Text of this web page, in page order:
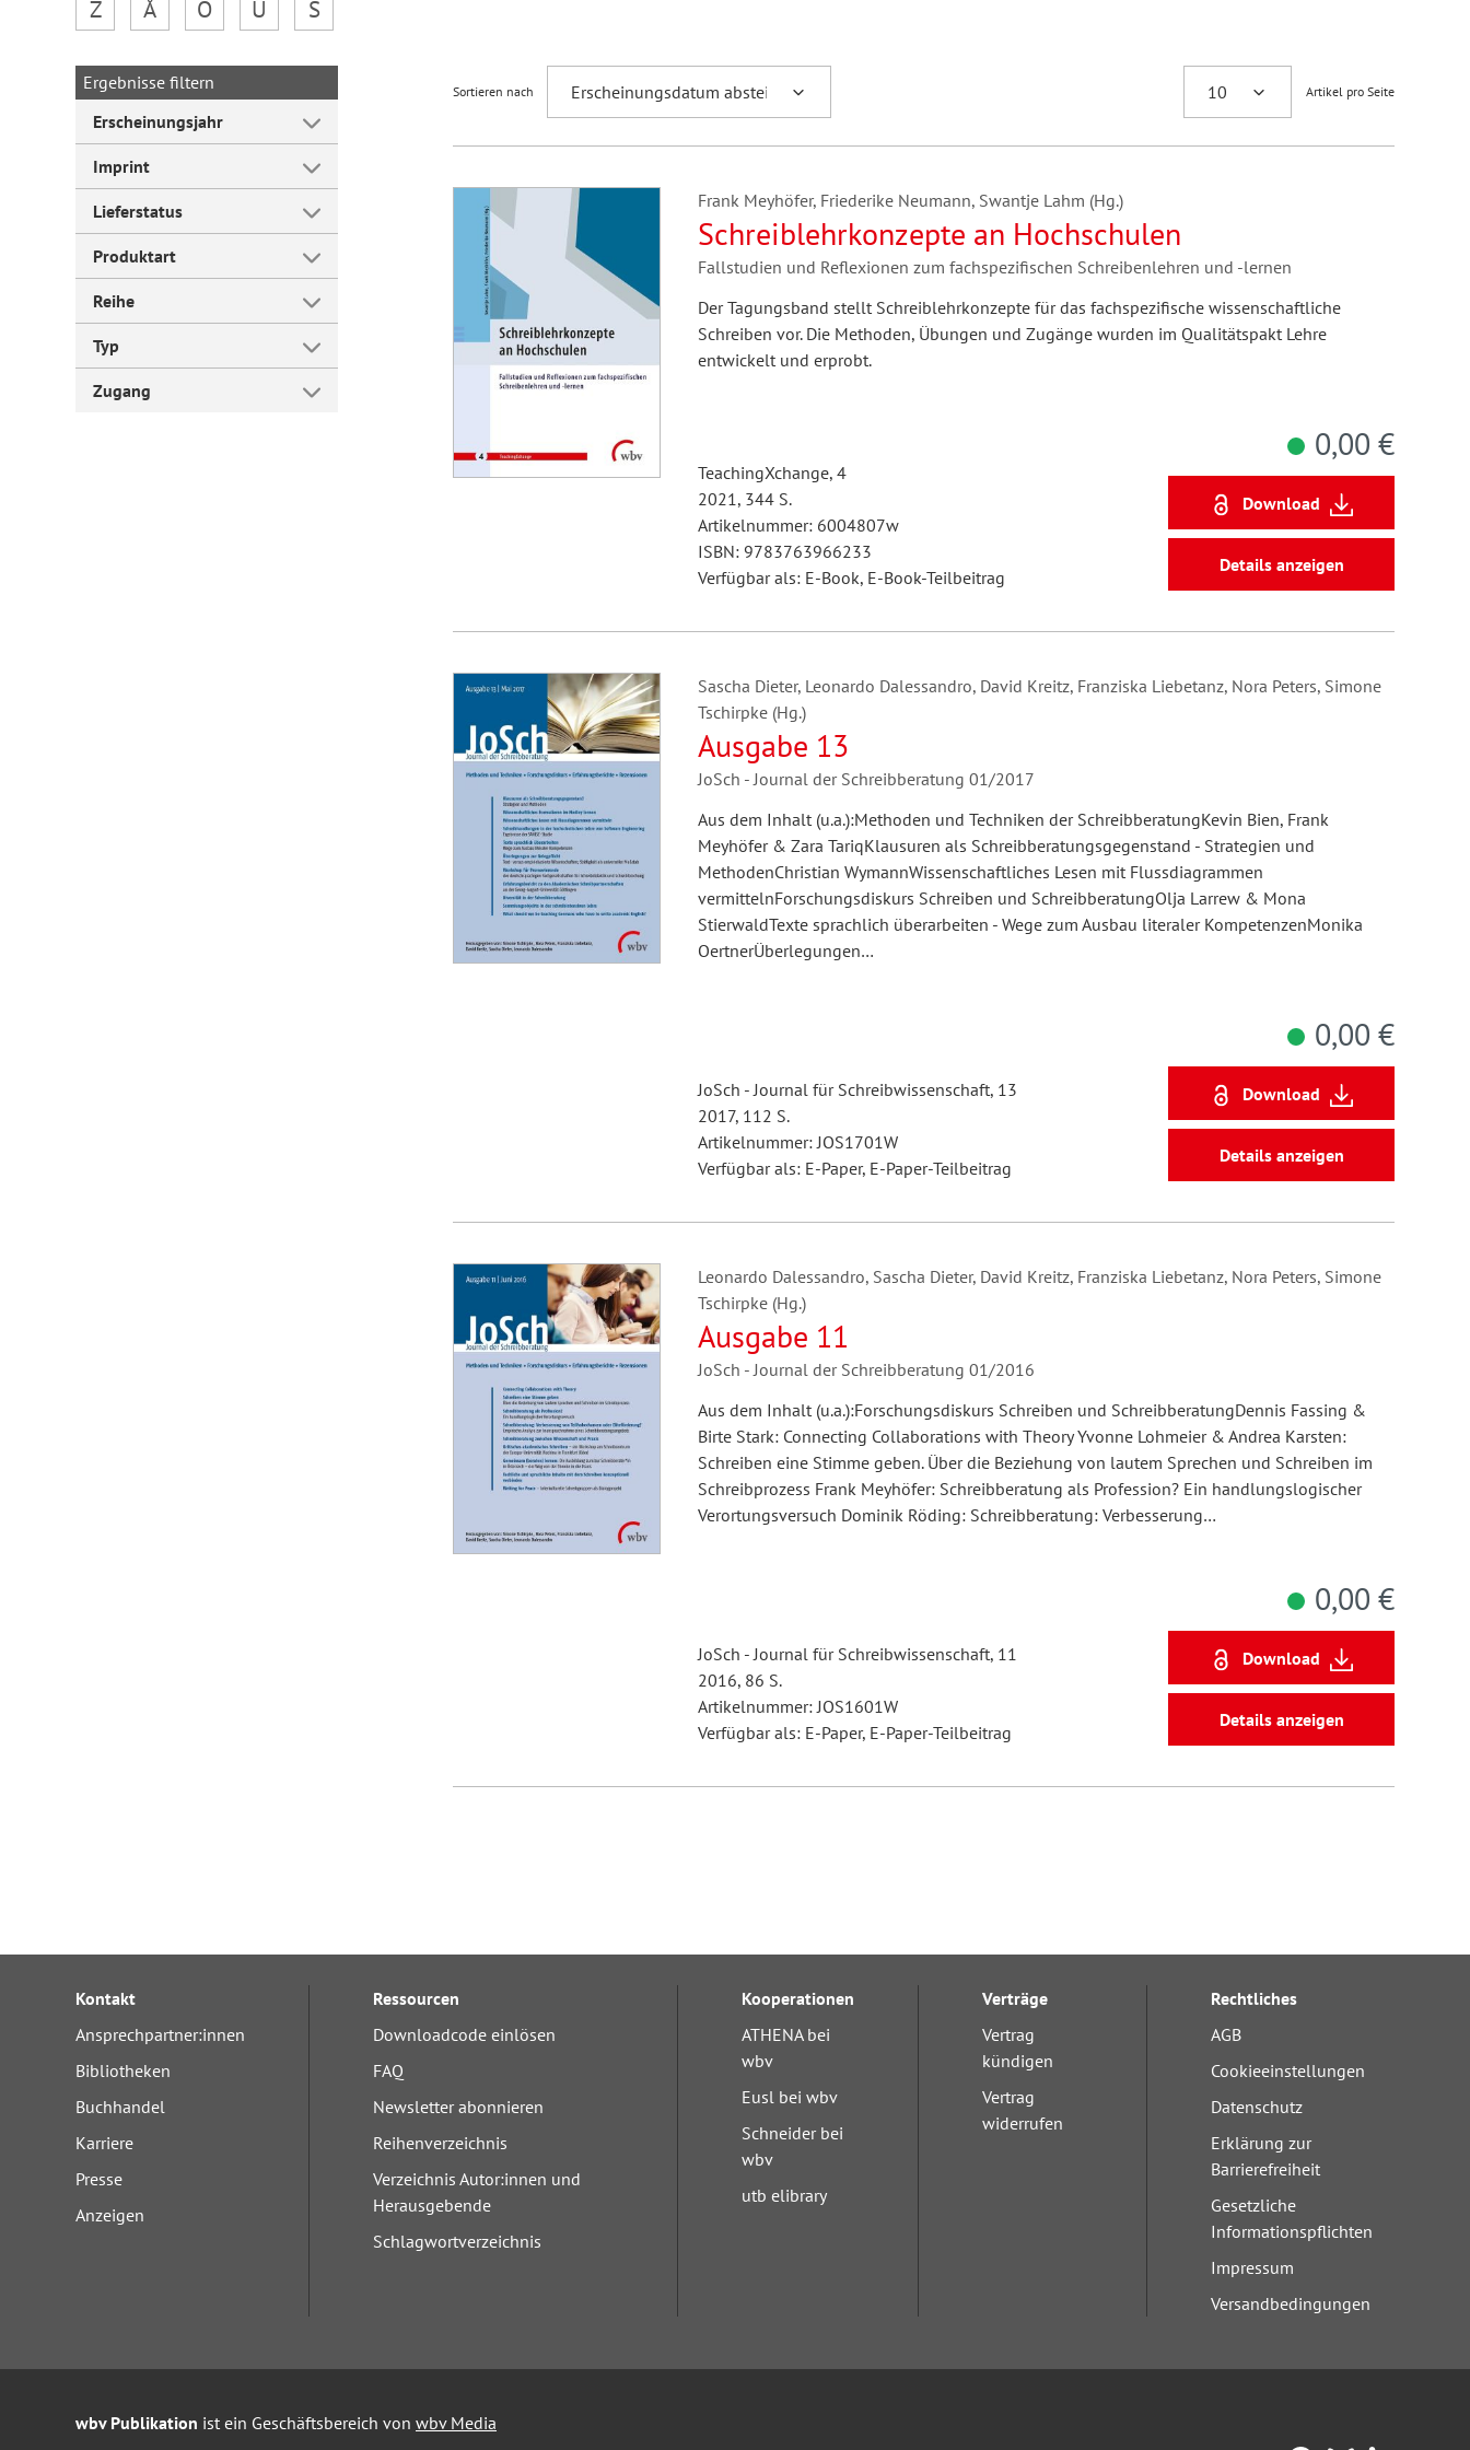
Forum Arbeitslehre
Z
Å Ö Ü Š
Ergebnisse filtern
Erscheinungsjahr
Imprint
Lieferstatus
Produktart
Reihe
Typ
Zugang
Sortieren nach Artikel pro Seite
Frank Meyhöfer, Friederike Neumann, Swantje Lahm (Hg.)
Schreiblehrkonzepte an Hochschulen
Fallstudien und Reflexionen zum fachspezifischen Schreibenlehren und -lernen
Der Tagungsband stellt Schreiblehrkonzepte für das fachspezifische wissenschaftliche
Schreiben vor. Die Methoden, Übungen und Zugänge wurden im Qualitätspakt Lehre
entwickelt und erprobt.
TeachingXchange, 4
2021, 344 S.
Artikelnummer: 6004807w
ISBN: 9783763966233
Verfügbar als: E-Book, E-Book-Teilbeitrag
0,00 €
Download
Details anzeigen
Sascha Dieter, Leonardo Dalessandro, David Kreitz, Franziska Liebetanz, Nora Peters, Simone
Tschirpke (Hg.)
Ausgabe 13
JoSch - Journal der Schreibberatung 01/2017
Aus dem Inhalt (u.a.):Methoden und Techniken der SchreibberatungKevin Bien, Frank
Meyhöfer & Zara TariqKlausuren als Schreibberatungsgegenstand - Strategien und
MethodenChristian WymannWissenschaftliches Lesen mit Flussdiagrammen
vermittelnForschungsdiskurs Schreiben und SchreibberatungOlja Larrew & Mona
StierwaldTexte sprachlich überarbeiten - Wege zum Ausbau literaler KompetenzenMonika
OertnerÜberlegungen…
JoSch - Journal für Schreibwissenschaft, 13
2017, 112 S.
Artikelnummer: JOS1701W
Verfügbar als: E-Paper, E-Paper-Teilbeitrag
0,00 €
Download
Details anzeigen
Leonardo Dalessandro, Sascha Dieter, David Kreitz, Franziska Liebetanz, Nora Peters, Simone
Tschirpke (Hg.)
Ausgabe 11
JoSch - Journal der Schreibberatung 01/2016
Aus dem Inhalt (u.a.):Forschungsdiskurs Schreiben und SchreibberatungDennis Fassing &
Birte Stark: Connecting Collaborations with Theory Yvonne Lohmeier & Andrea Karsten:
Schreiben eine Stimme geben. Über die Beziehung von lautem Sprechen und Schreiben im
Schreibprozess Frank Meyhöfer: Schreibberatung als Profession? Ein handlungslogischer
Verortungsversuch Dominik Röding: Schreibberatung: Verbesserung…
JoSch - Journal für Schreibwissenschaft, 11
2016, 86 S.
Artikelnummer: JOS1601W
Verfügbar als: E-Paper, E-Paper-Teilbeitrag
0,00 €
Download
Details anzeigen
Kontakt
Ansprechpartner:innen
Bibliotheken
Buchhandel
Karriere
Presse
Anzeigen
Ressourcen
Downloadcode einlösen
FAQ
Newsletter abonnieren
Reihenverzeichnis
Verzeichnis Autor:innen und
Herausgebende
Schlagwortverzeichnis
Kooperationen
ATHENA bei
wbv
Eusl bei wbv
Schneider bei
wbv
utb elibrary
Verträge
Vertrag
kündigen
Vertrag
widerrufen
Rechtliches
AGB
Cookieeinstellungen
Datenschutz
Erklärung zur
Barrierefreiheit
Gesetzliche
Informationspflichten
Impressum
Versandbedingungen
wbv Publikation ist ein Geschäftsbereich von wbv Media